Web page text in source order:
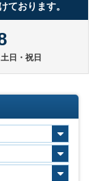
ております。
日・祝日